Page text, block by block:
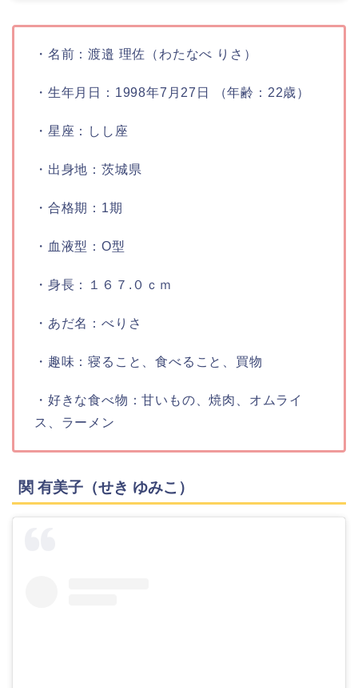
・名前：渡邉 理佐（わたなべ りさ）
・生年月日： 1998年7月27日 （年齢：22歳）
・星座：しし座
・出身地： 茨城県
・合格期： 1期
・血液型： O型
・身長： １６７.０ｃｍ
・あだ名： べりさ
・趣味：寝ること、食べること、買物
・好きな食べ物：甘いもの、焼肉、オムライ
ス、ラーメン
関 有美子（せき ゆみこ）